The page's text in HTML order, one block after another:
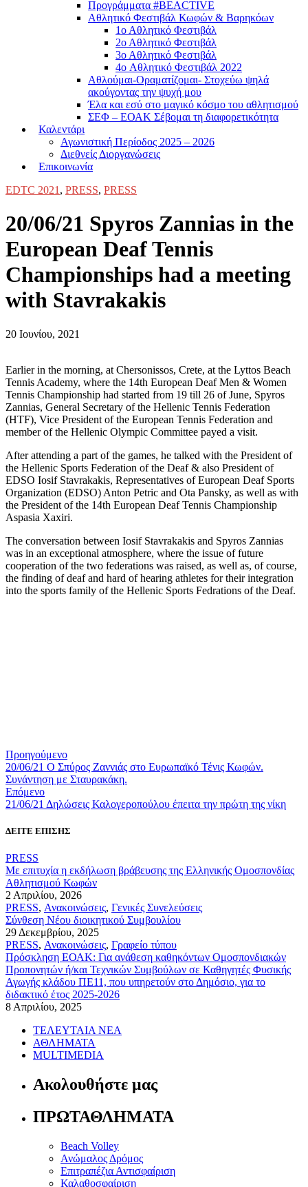
Προγράμματα #BEACTIVE
Αθλητικό Φεστιβάλ Κωφών & Βαρηκόων
1ο Αθλητικό Φεστιβάλ
2ο Αθλητικό Φεστιβάλ
3ο Αθλητικό Φεστιβάλ
4o Αθλητικό Φεστιβάλ 2022
Αθλούμαι-Οραματίζομαι- Στοχεύω ψηλά
ακούγοντας την ψυχή μου
Έλα και εσύ στο μαγικό κόσμο του αθλητισμού
ΣΕΦ – ΕΟΑΚ Σέβομαι τη διαφορετικότητα
Καλεντάρι
Αγωνιστική Περίοδος 2025 – 2026
Διεθνείς Διοργανώσεις
Επικοινωνία
EDTC 2021 , PRESS, PRESS
20/06/21 Spyros Zannias in the
European Deaf Tennis
Championships had a meeting
with Stavrakakis
20 Ιουνίου, 2021
Earlier in the morning, at Chersonissos, Crete, at the Lyttos Beach
Tennis Academy, where the 14th European Deaf Men & Women
Tennis Championship had started from 19 till 26 of June, Spyros
Zannias, General Secretary of the Hellenic Tennis Federation
(HTF), Vice President of the European Tennis Federation and
member of the Hellenic Olympic Committee payed a visit.
After attending a part of the games, he talked with the President of
the Hellenic Sports Federation of the Deaf & also President of
EDSO Iosif Stavrakakis, Representatives of European Deaf Sports
Organization (EDSO) Anton Petric and Ota Pansky, as well as with
the President of the 14th European Deaf Tennis Championship
Aspasia Xaxiri.
The conversation between Iosif Stavrakakis and Spyros Zannias
was in an exceptional atmosphere, where the issue of future
cooperation of the two federations was raised, as well as, of course,
the finding of deaf and hard of hearing athletes for their integration
into the sports family of the Hellenic Sports Fedrations of the Deaf.
Προηγούμενο
20/06/21 Ο Σπύρος Ζαννιάς στο Ευρωπαϊκό Τένις Κωφών.
Συνάντηση με Σταυρακάκη.
Επόμενο
21/06/21 Δηλώσεις Καλογεροπούλου έπειτα την πρώτη της νίκη
ΔΕΙΤΕ ΕΠΙΣΗΣ
PRESS
Με επιτυχία η εκδήλωση βράβευσης της Ελληνικής Ομοσπονδίας
Αθλητισμού Κωφών
2 Απριλίου, 2026
PRESS, Ανακοινώσεις, Γενικές Συνελεύσεις
Σύνθεση Νέου διοικητικού Συμβουλίου
29 Δεκεμβρίου, 2025
PRESS, Ανακοινώσεις, Γραφείο τύπου
Πρόσκληση ΕΟΑΚ: Για ανάθεση καθηκόντων Ομοσπονδιακών
Προπονητών ή/και Τεχνικών Συμβούλων σε Καθηγητές Φυσικής
Αγωγής κλάδου ΠΕ11, που υπηρετούν στο Δημόσιο, για το
διδακτικό έτος 2025-2026
8 Απριλίου, 2025
ΤΕΛΕΥΤΑΙΑ ΝΕΑ
ΑΘΛΗΜΑΤΑ
MULTIMEDIA
Ακολουθήστε μας
ΠΡΩΤΑΘΛΗΜΑΤΑ
Beach Volley
Ανώμαλος Δρόμος
Επιτραπέζια Αντισφαίριση
Καλαθοσφαίριση